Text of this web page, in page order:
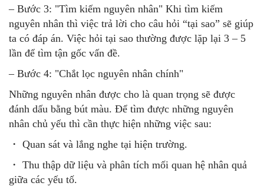
– Bước 3: "Tìm kiếm nguyên nhân" Khi tìm kiếm
nguyên nhân thì việc trả lời cho câu hỏi “tại sao” sẽ giúp
ta có đáp án. Việc hỏi tại sao thường được lặp lại 3 – 5
lần để tìm tận gốc vấn đề.
– Bước 4: "Chắt lọc nguyên nhân chính"
Những nguyên nhân được cho là quan trọng sẽ được
đánh dấu bằng bút màu. Để tìm được những nguyên
nhân chủ yếu thì cần thực hiện những việc sau:
・ Quan sát và lắng nghe tại hiện trường.
・ Thu thập dữ liệu và phân tích mối quan hệ nhân quả
giữa các yếu tố.